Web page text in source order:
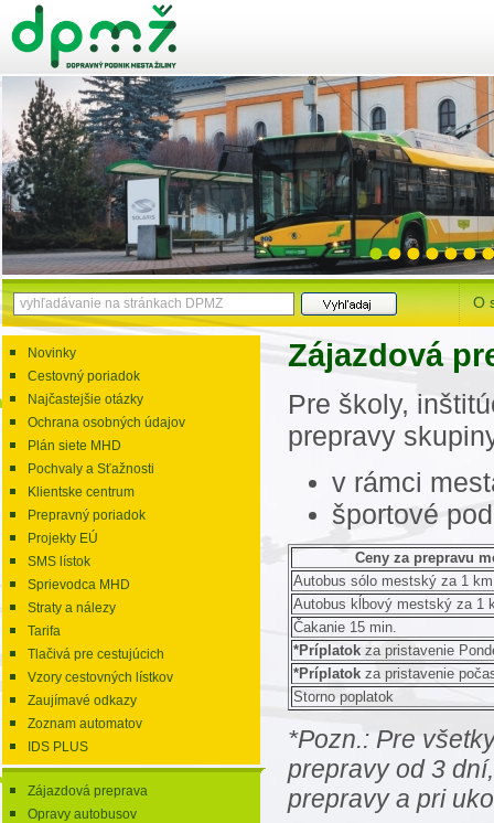
O
Novinky
Cestovný poriadok
Najčastejšie otázky
Ochrana osobných údajov
Plán siete MHD
Pochvaly a Sťažnosti
Klientske centrum
Prepravný poriadok
Projekty EÚ
SMS lístok
Sprievodca MHD
Straty a nálezy
Tarifa
Tlačivá pre cestujúcich
Vzory cestovných lístkov
Zaujímavé odkazy
Zoznam automatov
IDS PLUS
Zájazdová preprava
Opravy autobusov
Zájazdová
Pre školy,
prepravy
v rámci
športové
Ceny za prepravu
Autobus sólo mestský za 1 km
Autobus kĺbový mestský za 1
Čakanie 15 min.
*Príplatok za pristavenie
*Príplatok za pristavenie
Storno poplatok
*Pozn.: Pre
prepravy od 3
prepravy a pri